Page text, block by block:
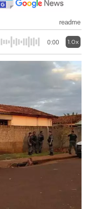
readme
0:00 1.0x